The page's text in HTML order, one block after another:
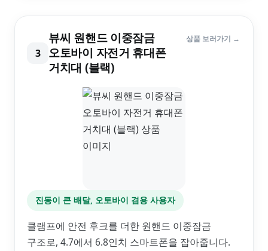
3
뷰씨 원핸드 이중잠금
오토바이 자전거 휴대폰
거치대 (블랙)
상품 보러가기 →
진동이 큰 배달, 오토바이 겸용 사용자
클램프에 안전 후크를 더한 원핸드 이중잠금
구조로, 4.7에서 6.8인치 스마트폰을 잡아줍니다.